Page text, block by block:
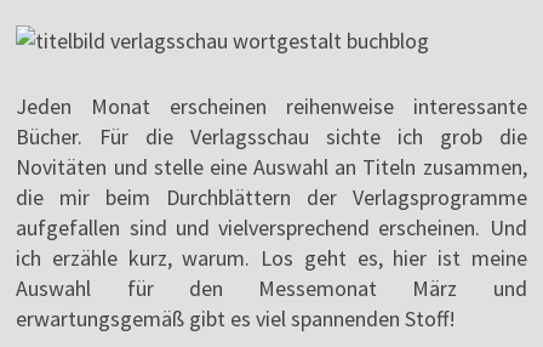
Jeden Monat erscheinen reihenweise interessante
Bücher. Für die Verlagsschau sichte ich grob die
Novitäten und stelle eine Auswahl an Titeln zusammen,
die mir beim Durchblättern der Verlagsprogramme
aufgefallen sind und vielversprechend erscheinen. Und
ich erzähle kurz, warum. Los geht es, hier ist meine
Auswahl für den Messemonat März und
erwartungsgemäß gibt es viel spannenden Stoff!